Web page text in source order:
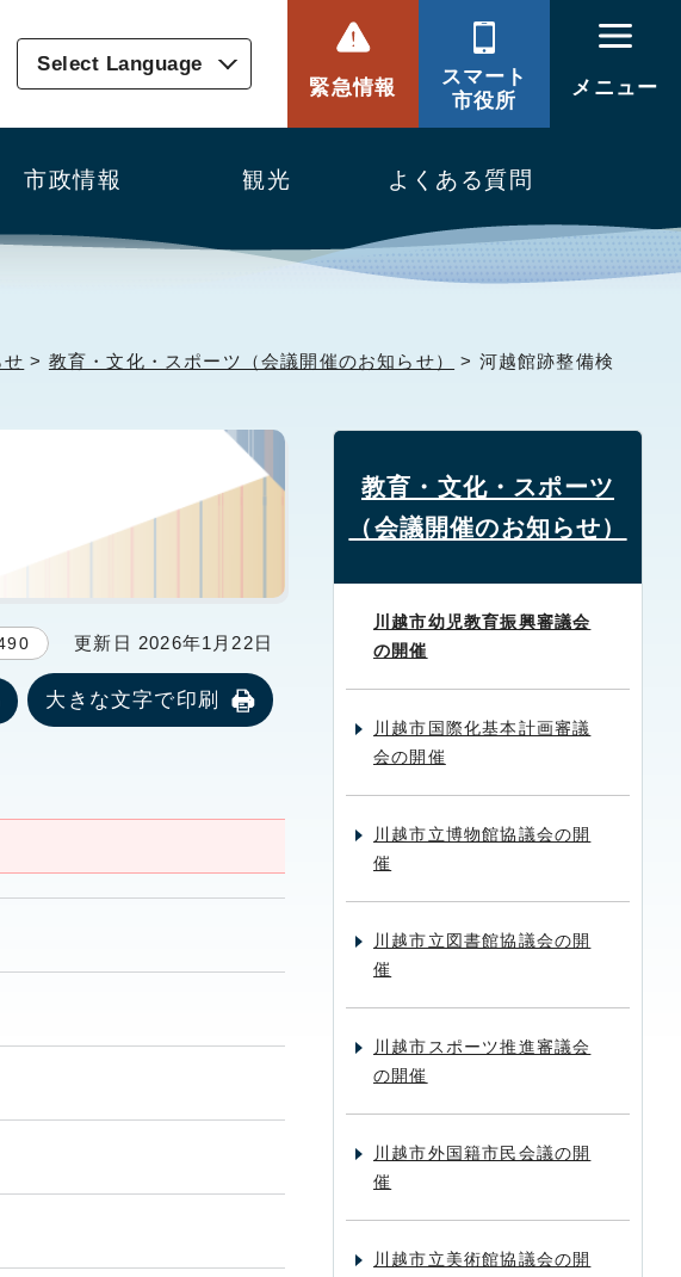
Select Language
緊急情報
スマート
市役所
メニュー
市政情報 観光 よくある質問
せ > 教育・文化・スポーツ（会議開催のお知らせ）
> 河越館跡整備検
更新日 2026年1月22日
大きな文字で印刷
教育・文化・スポーツ
（会議開催のお知らせ）
川越市幼児教育振興審議会
の開催
川越市国際化基本計画審議
会の開催
川越市立博物館協議会の開
催
川越市立図書館協議会の開
催
川越市スポーツ推進審議会
の開催
川越市外国籍市民会議の開
催
川越市立美術館協議会の開